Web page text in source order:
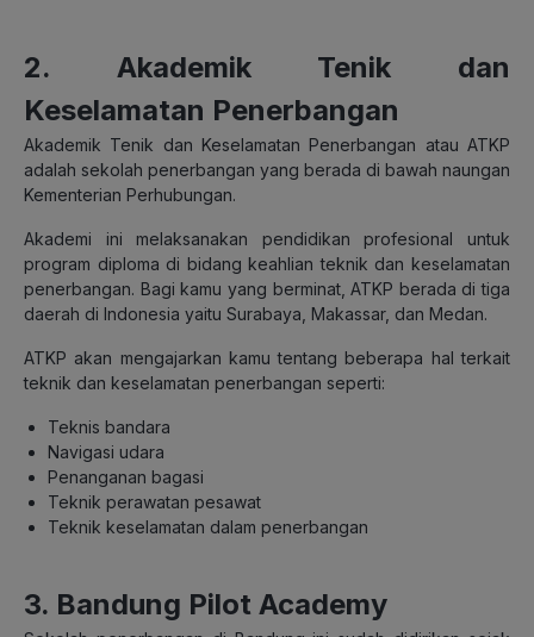
2. Akademik Tenik dan
Keselamatan Penerbangan
Akademik Tenik dan Keselamatan Penerbangan atau ATKP
adalah sekolah penerbangan yang berada di bawah naungan
Kementerian Perhubungan.
Akademi ini melaksanakan pendidikan profesional untuk
program diploma di bidang keahlian teknik dan keselamatan
penerbangan. Bagi kamu yang berminat, ATKP berada di tiga
daerah di Indonesia yaitu Surabaya, Makassar, dan Medan.
ATKP akan mengajarkan kamu tentang beberapa hal terkait
teknik dan keselamatan penerbangan seperti:
Teknis bandara
Navigasi udara
Penanganan bagasi
Teknik perawatan pesawat
Teknik keselamatan dalam penerbangan
3. Bandung Pilot Academy